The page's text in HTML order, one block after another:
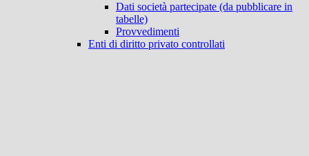
Dati società partecipate (da pubblicare in
tabelle)
Provvedimenti
Enti di diritto privato controllati